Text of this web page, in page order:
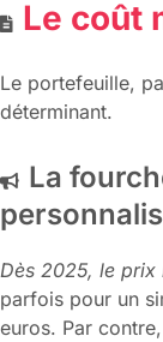
Le coût
Le portefeuille,
déterminant.
La
Dès 2025, le prix
parfois pour un
euros. Par